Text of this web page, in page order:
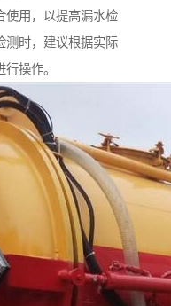
使用，以提高漏水检
测时，建议根据实际
操作。